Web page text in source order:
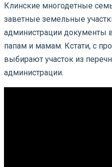
Клинские многодетные
заветные земельные
администрации документы
папам и мамам. Кстати, с
выбирают участок из
администрации.